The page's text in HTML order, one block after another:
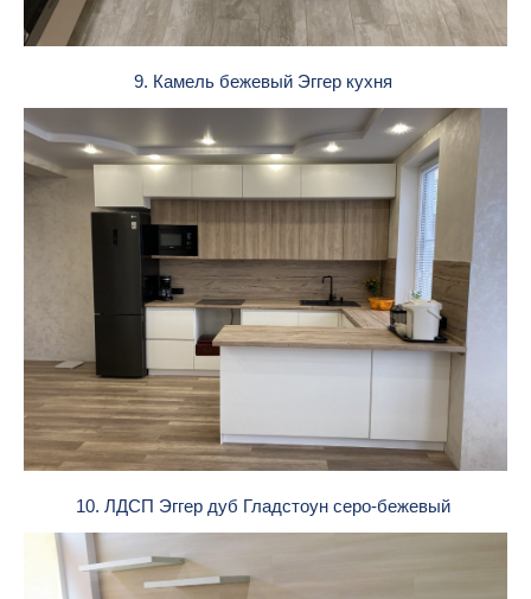
9. Камель бежевый Эггер кухня
10. ЛДСП Эггер дуб Гладстоун серо-бежевый